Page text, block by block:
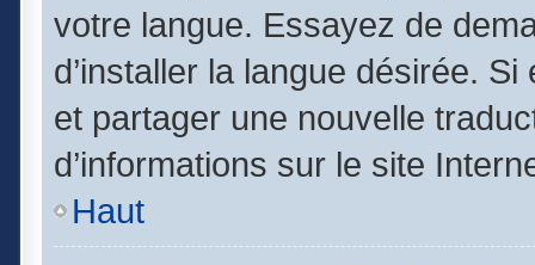
votre langue. Essayez de
d’installer la langue désirée.
et partager une nouvelle
d’informations sur le site
Haut